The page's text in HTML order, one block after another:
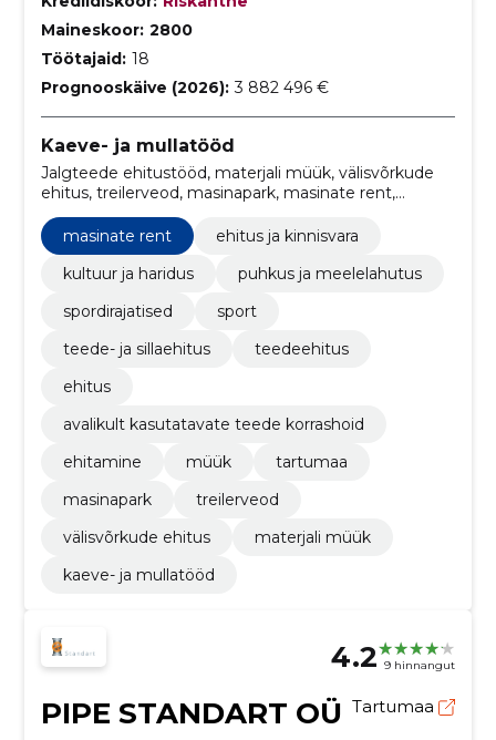
Maineskoor: 2800
Töötajaid: 18
Prognooskäive (2026): 3 882 496 €
Kaeve- ja mullatööd
Jalgteede ehitustööd, materjali müük, välisvõrkude
ehitus, treilerveod, masinapark, masinate rent,
teede korrashoid
masinate rent
ehitus ja kinnisvara
kultuur ja haridus
puhkus ja meelelahutus
spordirajatised
sport
teede- ja sillaehitus
teedeehitus
ehitus
avalikult kasutatavate teede korrashoid
ehitamine
müük
tartumaa
masinapark
treilerveod
välisvõrkude ehitus
materjali müük
kaeve- ja mullatööd
4.2 9 hinnangut
PIPE STANDART OÜ Tartumaa